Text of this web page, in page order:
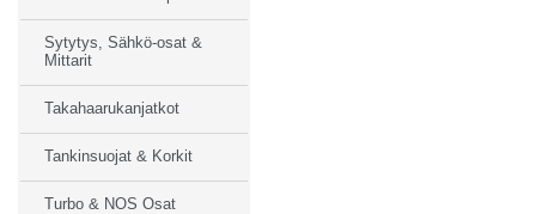
Sytytys, Sähkö-osat &
Mittarit
Takahaarukanjatkot
Tankinsuojat & Korkit
Turbo & NOS Osat